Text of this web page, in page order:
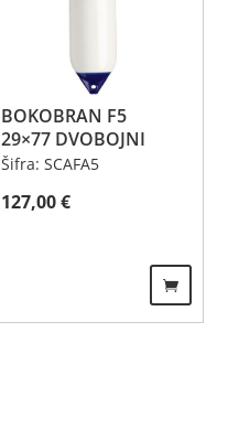
BOKOBRAN F5
29×77 DVOBOJNI
Šifra: SCAFA5
127,00€